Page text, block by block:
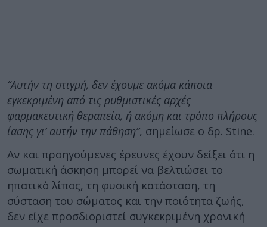
“Αυτήν τη στιγμή, δεν έχουμε ακόμα κάποια
εγκεκριμένη από τις ρυθμιστικές αρχές
φαρμακευτική θεραπεία, ή ακόμη και τρόπο πλήρους
ίασης γι’ αυτήν την πάθηση”, σημείωσε ο δρ. Stine.
Αν και προηγούμενες έρευνες έχουν δείξει ότι η
σωματική άσκηση μπορεί να βελτιώσει το
ηπατικό λίπος, τη φυσική κατάσταση, τη
σύσταση του σώματος και την ποιότητα ζωής,
δεν είχε προσδιοριστεί συγκεκριμένη χρονική